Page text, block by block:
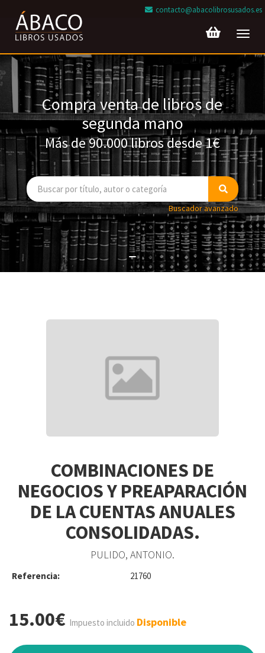
contacto@abacolibrosusados.es
Compra venta de libros de
segunda mano
Más de 90.000 libros desde 1€
Buscador avanzado
COMBINACIONES DE
NEGOCIOS Y PREAPARACIÓN
DE LA CUENTAS ANUALES
CONSOLIDADAS.
PULIDO, ANTONIO.
Referencia: 21760
15.00€ Impuesto incluido Disponible